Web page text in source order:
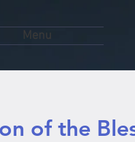
Menu
of the